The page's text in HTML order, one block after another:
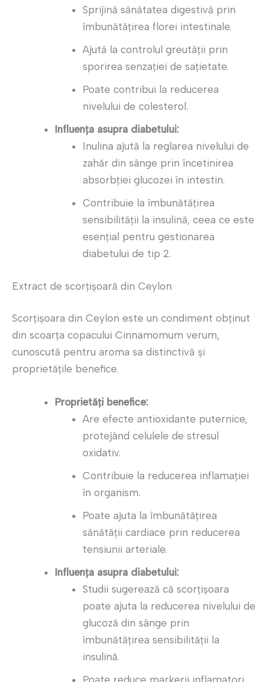
Sprijină sănătatea digestivă prin
îmbunătățirea florei intestinale.
Ajută la controlul greutății prin
sporirea senzației de sațietate.
Poate contribui la reducerea
nivelului de colesterol.
Influența asupra diabetului:
Inulina ajută la reglarea nivelului de
zahăr din sânge prin încetinirea
absorbției glucozei în intestin.
Contribuie la îmbunătățirea
sensibilității la insulină, ceea ce este
esențial pentru gestionarea
diabetului de tip 2.
Extract de scorțișoară din Ceylon
Scorțișoara din Ceylon este un condiment obținut
din scoarța copacului Cinnamomum verum,
cunoscută pentru aroma sa distinctivă și
proprietățile benefice.
Proprietăți benefice:
Are efecte antioxidante puternice,
protejând celulele de stresul
oxidativ.
Contribuie la reducerea inflamației
în organism.
Poate ajuta la îmbunătățirea
sănătății cardiace prin reducerea
tensiunii arteriale.
Influența asupra diabetului:
Studii sugerează că scorțișoara
poate ajuta la reducerea nivelului de
glucoză din sânge prin
îmbunătățirea sensibilității la
insulină.